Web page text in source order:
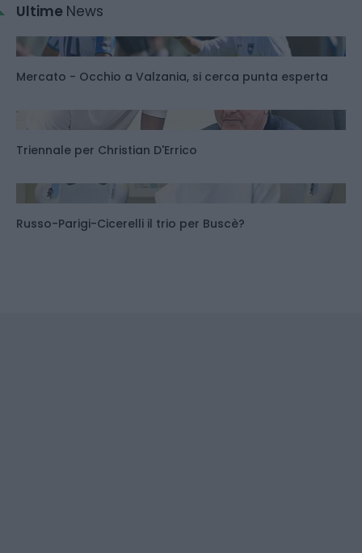
Ultime News
Mercato - Occhio a Valzania, si cerca punta esperta
Triennale per Christian D'Errico
Russo-Parigi-Cicerelli il trio per Buscè?